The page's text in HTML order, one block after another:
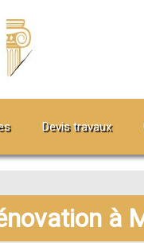
Devis travaux
à